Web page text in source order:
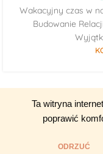
Ta witryna
poprawić
ODRZUĆ
Wakacyjny czas w
Budowanie